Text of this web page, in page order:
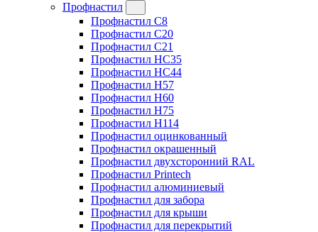
Профнастил
Профнастил C8
Профнастил C20
Профнастил C21
Профнастил HC35
Профнастил HC44
Профнастил H57
Профнастил H60
Профнастил H75
Профнастил H114
Профнастил оцинкованный
Профнастил окрашенный
Профнастил двухсторонний RAL
Профнастил Printech
Профнастил алюминиевый
Профнастил для забора
Профнастил для крыши
Профнастил для перекрытий